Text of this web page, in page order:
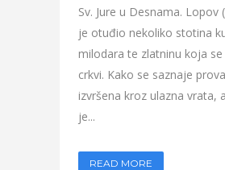
Sv. Jure u Desnama. Lopov
je otuđio nekoliko stotina
milodara te zlatninu koja se
crkvi. Kako se saznaje
izvršena kroz ulazna vrata,
je...
READ MORE